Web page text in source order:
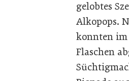
gelobtes
Alkopops.
konnten im
Flaschen